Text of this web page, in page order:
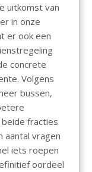
uitkomst van
in onze
er ook een
concrete
Volgens
bussen,
fracties
aantal vragen
iets roepen
oordeel